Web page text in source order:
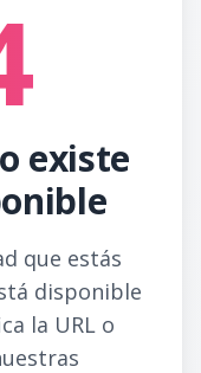
existe
que estás
disponible
la URL o